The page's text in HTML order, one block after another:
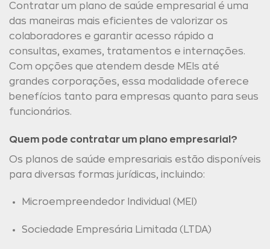
Contratar um plano de saúde empresarial é uma
das maneiras mais eficientes de valorizar os
colaboradores e garantir acesso rápido a
consultas, exames, tratamentos e internações.
Com opções que atendem desde MEIs até
grandes corporações, essa modalidade oferece
benefícios tanto para empresas quanto para seus
funcionários.
Quem pode contratar um plano empresarial?
Os planos de saúde empresariais estão disponíveis
para diversas formas jurídicas, incluindo:
Microempreendedor Individual (MEI)
Sociedade Empresária Limitada (LTDA)